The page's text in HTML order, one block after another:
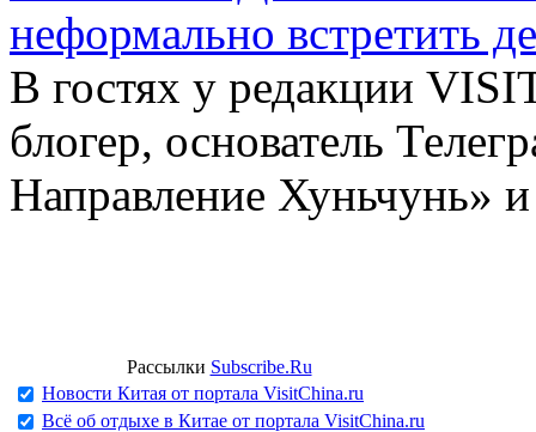
неформально встретить
В гостях у редакции
блогер, основатель
Направление Хуньчунь»
Рассылки Subscribe.Ru
Новости Китая от портала VisitChina.ru
Всё об отдыхе в Китае от портала VisitChina.ru